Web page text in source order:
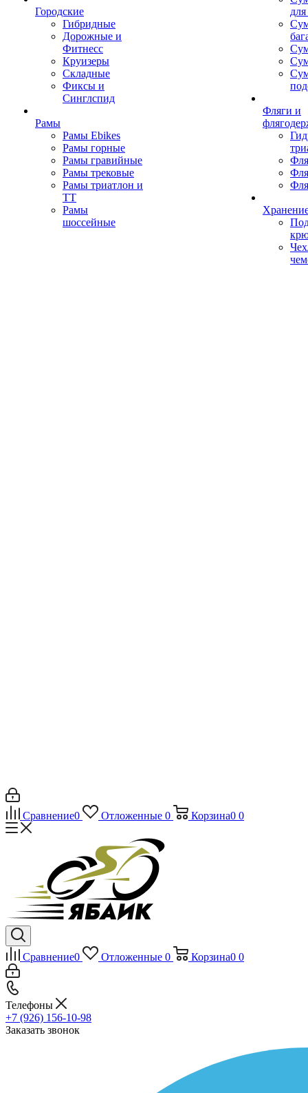
Городские
Гибридные
Дорожные и
Фитнесс
Круизеры
Складные
Фиксы и
Синглспид
Рамы
Рамы Ebikes
Рамы горные
Рамы гравийные
Рамы трековые
Рамы триатлон и
ТТ
Рамы
шоссейные
Фляги и
Сравнение0 Отложенные 0 Корзина0 0
Сравнение0 Отложенные 0 Корзина0 0
Телефоны
+7 (926) 156-10-98
Заказать звонок